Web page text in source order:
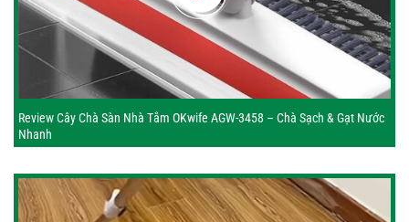
Review Cây Chà Sàn Nhà Tắm OKwife AGW-3458 – Chà Sạch & Gạt Nước
Nhanh